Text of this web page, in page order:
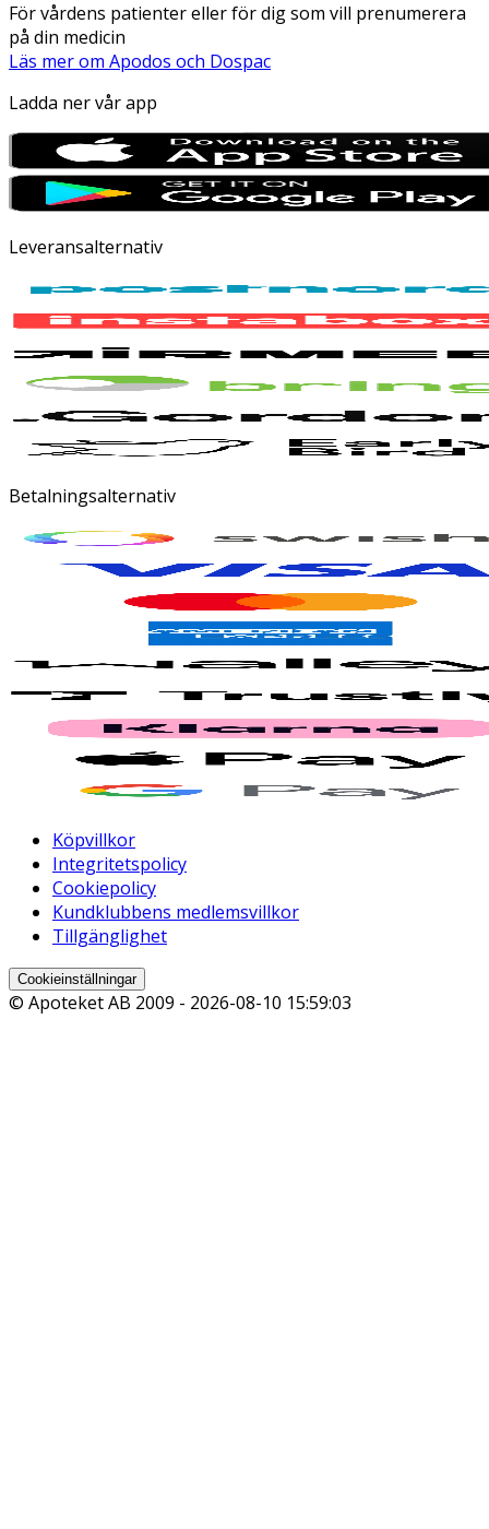
För vårdens patienter eller för dig som vill prenumerera
på din medicin
Läs mer om Apodos och Dospac
Ladda ner vår app
Leveransalternativ
Betalningsalternativ
Köpvillkor
Integritetspolicy
Cookiepolicy
Kundklubbens medlemsvillkor
Tillgänglighet
Cookieinställningar
© Apoteket AB 2009 - 2026-08-10 15:59:03